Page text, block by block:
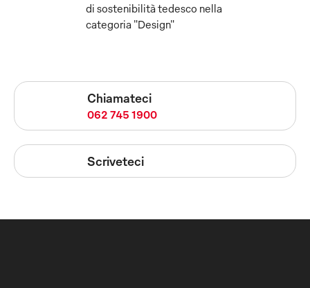
di sostenibilità tedesco nella
categoria "Design"
Chiamateci
062 745 1900
Scriveteci